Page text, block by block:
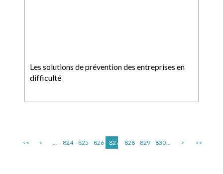
Les solutions de prévention des entreprises en
difficulté
<< < ... 824 825 826 827 828 829 830... > >>